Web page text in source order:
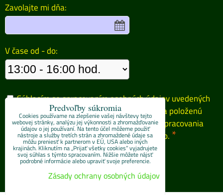
Zavolajte mi dňa:
V čase od - do:
Súhlasím so spracovaním osobných údajov uvedených
vo formulári za účelom zaslania odpovede na položenú
otázku. Oboznámil/-a som sa sozásadami spracovania
osobných údajovspoločnosti 4E progres, s.r.o. *
Odoslať
ZAVOLÁME VÁM SPÄŤ
Predvoľby súkromia
Cookies používame na zlepšenie vašej návštevy tejto
webovej stránky, analýzu jej výkonnosti a zhromažďovanie
údajov o jej používaní. Na tento účel môžeme použiť
nástroje a služby tretích strán a zhromaždené údaje sa
môžu preniesť k partnerom v EÚ, USA alebo iných
krajinách. Kliknutím na „Prijať všetky cookies“ vyjadrujete
svoj súhlas s týmto spracovaním. Nižšie môžete nájsť
podrobné informácie alebo upraviť svoje preferencie.
Zásady ochrany osobných údajov